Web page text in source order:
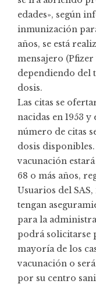
edades», según
inmunización
años, se está
mensajero (Pfizer
dependiendo del
dosis.
Las citas se
nacidas en 1953
número de citas
dosis
vacunación
68 o más años,
Usuarios del
tengan
para la
podrá solicitarse
mayoría de los
vacunación o
por su centro